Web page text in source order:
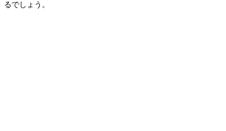
るでしょう。